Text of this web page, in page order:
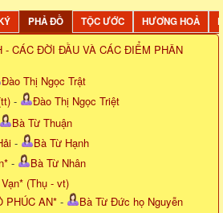
PHẢ ĐỒ TỘC ƯỚC HƯƠNG HOẢ
- CÁC ĐỜI ĐẦU VÀ CÁC ĐIỂM PHÂN
Đào Thị Ngọc Trật
-
Đào Thị Ngọc Triệt
Bà Từ Thuận
-
Bà Từ Hạnh
-
Bà Từ Nhân
(Thụ - vt)
PHÚC AN* -
Bà Từ Đức họ Nguyễn